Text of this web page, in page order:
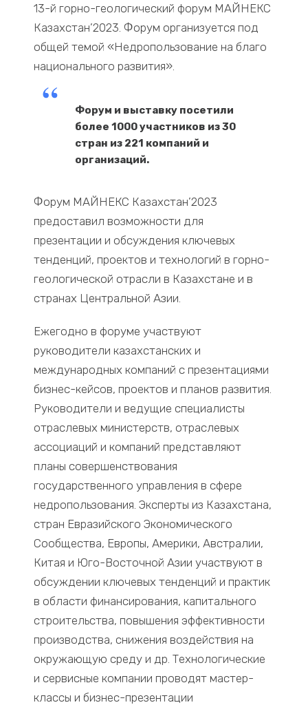
13-й горно-геологический форум МАЙНЕКС
Казахстан’2023. Форум организуется под
общей темой «Недропользование на благо
национального развития».
Форум и выставку посетили
более 1000 участников из 30
стран из 221 компаний и
организаций.
Форум МАЙНЕКС Казахстан’2023
предоставил возможности для
презентации и обсуждения ключевых
тенденций, проектов и технологий в горно-
геологической отрасли в Казахстане и в
странах Центральной Азии.
Ежегодно в форуме участвуют
руководители казахстанских и
международных компаний с презентациями
бизнес-кейсов, проектов и планов развития.
Руководители и ведущие специалисты
отраслевых министерств, отраслевых
ассоциаций и компаний представляют
планы совершенствования
государственного управления в сфере
недропользования. Эксперты из Казахстана,
стран Евразийского Экономического
Сообщества, Европы, Америки, Австралии,
Китая и Юго-Восточной Азии участвуют в
обсуждении ключевых тенденций и практик
в области финансирования, капитального
строительства, повышения эффективности
производства, снижения воздействия на
окружающую среду и др. Технологические
и сервисные компании проводят мастер-
классы и бизнес-презентации